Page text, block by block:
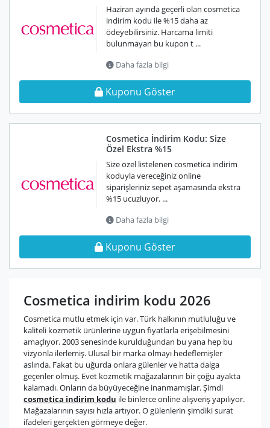
Haziran ayında geçerli olan cosmetica
indirim kodu ile %15 daha az
ödeyebilirsiniz. Harcama limiti
bulunmayan bu kupon t ...
Daha fazla bilgi
Kuponu Göster
Cosmetica İndirim Kodu: Size
Özel Ekstra %15
Size özel listelenen cosmetica indirim
koduyla vereceğiniz online
siparişleriniz sepet aşamasında ekstra
%15 ucuzluyor. ...
Daha fazla bilgi
Kuponu Göster
Cosmetica indirim kodu 2026
Cosmetica mutlu etmek için var. Türk halkının mutluluğu ve
kaliteli kozmetik ürünlerine uygun fiyatlarla erişebilmesini
amaçlıyor. 2003 senesinde kurulduğundan bu yana hep bu
vizyonla ilerlemiş. Ulusal bir marka olmayı hedeflemişler
aslında. Fakat bu uğurda onlara gülenler ve hatta dalga
geçenler olmuş. Evet kozmetik mağazalarının bir çoğu ayakta
kalamadı. Onların da büyüyeceğine inanmamışlar. Şimdi
cosmetica indirim kodu ile binlerce online alışveriş yapılıyor.
Mağazalarının sayısı hızla artıyor. O gülenlerin şimdiki surat
ifadeleri gerçekten görmeye değer.